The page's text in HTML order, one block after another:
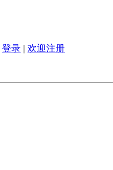
登录 | 欢迎注册